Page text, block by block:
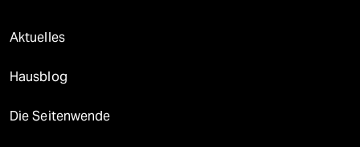
Aktuelles
Hausblog
Die Seitenwende